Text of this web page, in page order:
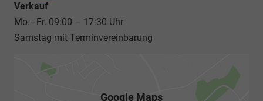
Verkauf
Mo.–Fr. 09:00 – 17:30 Uhr
Samstag mit Terminvereinbarung
Google Maps